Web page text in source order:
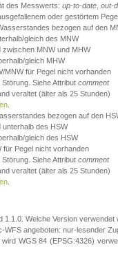
des Messwerts: up-to-date out-
oder gestörtem
bezogen auf den
gleich des MNW
MNW und MHW
gleich MHW
MNW für Pegel nicht vorhanden
Siehe Attribut comment
veraltet (älter als 25 Stunden)
bezogen auf den
unterhalb des HSW
gleich des HSW
für Pegel nicht vorhanden
Siehe Attribut comment
veraltet (älter als 25 Stunden)
Welche Version verwendet
WFS angeboten: nur-lesender
WGS 84 (EPSG:4326)